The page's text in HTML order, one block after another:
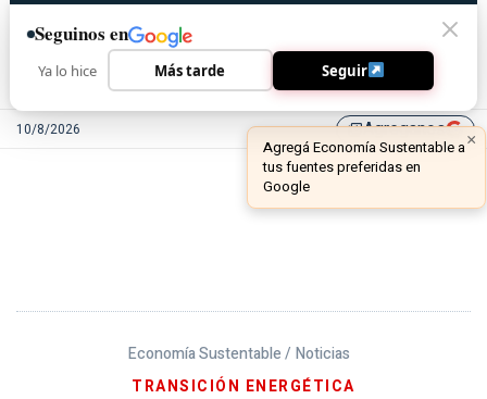
10/8/2026 library_addAgreganos
Economía Sustentable / Noticias
TRANSICIÓN ENERGÉTICA
Seguinos en
Ya lo hice Más tarde Seguir